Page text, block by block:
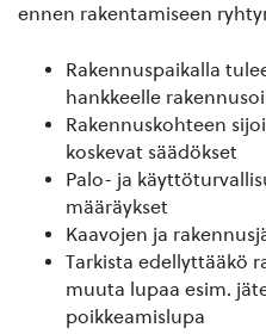
ennen rakentamiseen
Rakennuspaikalla
hankkeelle
Rakennuskohteen
koskevat säädökset
Palo- ja
määräykset
Kaavojen ja
Tarkista edellyttääkö
muuta lupaa esim.
poikkeamislupa